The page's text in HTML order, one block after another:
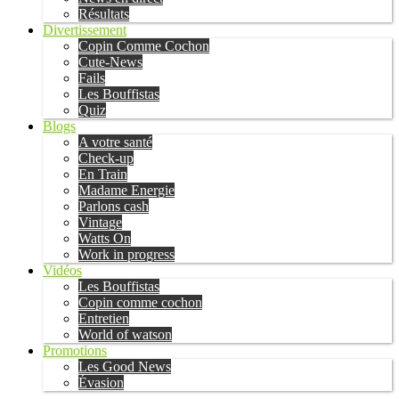
Résultats
Divertissement
Copin Comme Cochon
Cute-News
Fails
Les Bouffistas
Quiz
Blogs
A votre santé
Check-up
En Train
Madame Energie
Parlons cash
Vintage
Watts On
Work in progress
Vidéos
Les Bouffistas
Copin comme cochon
Entretien
World of watson
Promotions
Les Good News
Évasion